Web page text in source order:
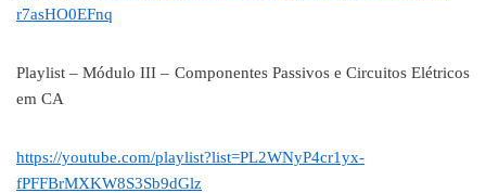
r7asHO0EFnq
Playlist – Módulo III – Componentes Passivos e Circuitos Elétricos
em CA
https://youtube.com/playlist?list=PL2WNyP4cr1yx-
fPFFBrMXKW8S3Sb9dGlz